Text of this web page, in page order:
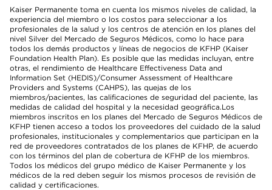
Kaiser Permanente toma en cuenta los mismos niveles de calidad, la
experiencia del miembro o los costos para seleccionar a los
profesionales de la salud y los centros de atención en los planes del
nivel Silver del Mercado de Seguros Médicos, como lo hace para
todos los demás productos y líneas de negocios de KFHP (Kaiser
Foundation Health Plan). Es posible que las medidas incluyan, entre
otras, el rendimiento de Healthcare Effectiveness Data and
Information Set (HEDIS)/Consumer Assessment of Healthcare
Providers and Systems (CAHPS), las quejas de los
miembros/pacientes, las calificaciones de seguridad del paciente, las
medidas de calidad del hospital y la necesidad geográfica.Los
miembros inscritos en los planes del Mercado de Seguros Médicos de
KFHP tienen acceso a todos los proveedores del cuidado de la salud
profesionales, institucionales y complementarios que participan en la
red de proveedores contratados de los planes de KFHP, de acuerdo
con los términos del plan de cobertura de KFHP de los miembros.
Todos los médicos del grupo médico de Kaiser Permanente y los
médicos de la red deben seguir los mismos procesos de revisión de
calidad y certificaciones.